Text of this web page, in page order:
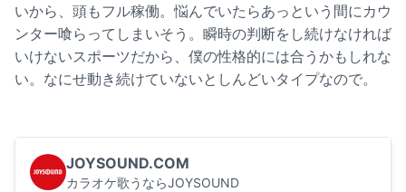
いから、頭もフル稼働。悩んでいたらあっという間にカウ
ンター喰らってしまいそう。瞬時の判断をし続けなければ
いけないスポーツだから、僕の性格的には合うかもしれな
い。なにせ動き続けていないとしんどいタイプなので。
JOYSOUND.COM
カラオケ歌うならJOYSOUND